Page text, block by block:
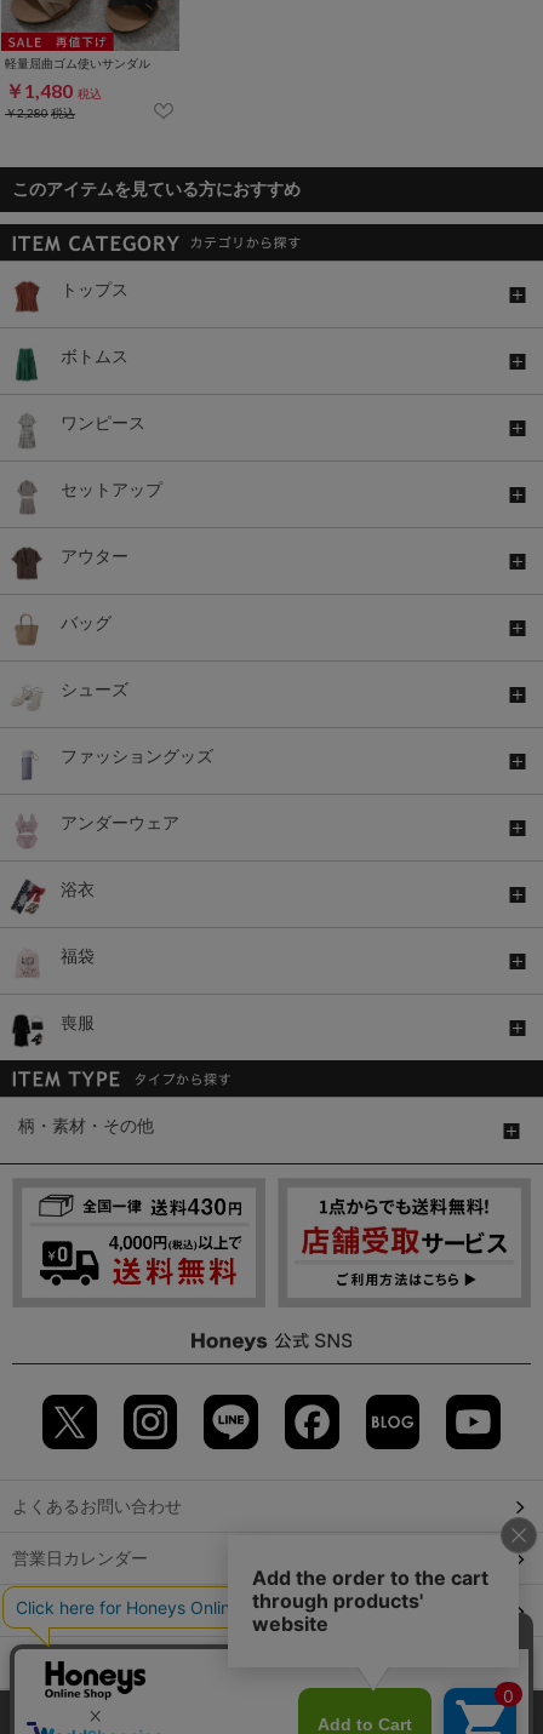
軽量屈曲ゴム使いサンダル
￥1,480 税込
￥2,280税込
このアイテムを見ている方におすすめ
トップス
ボトムス
ワンピース
セットアップ
アウター
バッグ
シューズ
ファッショングッズ
アンダーウェア
浴衣
福袋
喪服
柄・素材・その他
よくあるお問い合わせ
営業日カレンダー
店舗検索
GLOBAL GUIDE（海外からご利用のお客様）
当サイトでは、サイトの利便性向上のため、クッキー(Cookie)を使